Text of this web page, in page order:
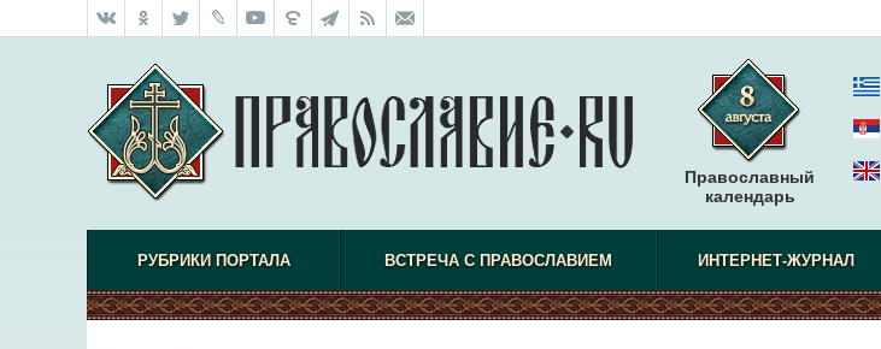
Православный
календарь
РУБРИКИ ПОРТАЛА ВСТРЕЧА С ПРАВОСЛАВИЕМ ИНТЕРНЕТ-ЖУРНАЛ